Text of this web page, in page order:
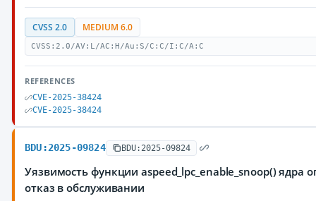
CVSS 2.0 MEDIUM 6.0
CVSS:2.0/AV:L/AC:H/Au:S/C:C/I:C/A:C
REFERENCES
CVE-2025-38424
CVE-2025-38424
BDU:2025-09824 BDU:2025-09824
Уязвимость функции aspeed_lpc_enable_snoop()
отказ в обслуживании